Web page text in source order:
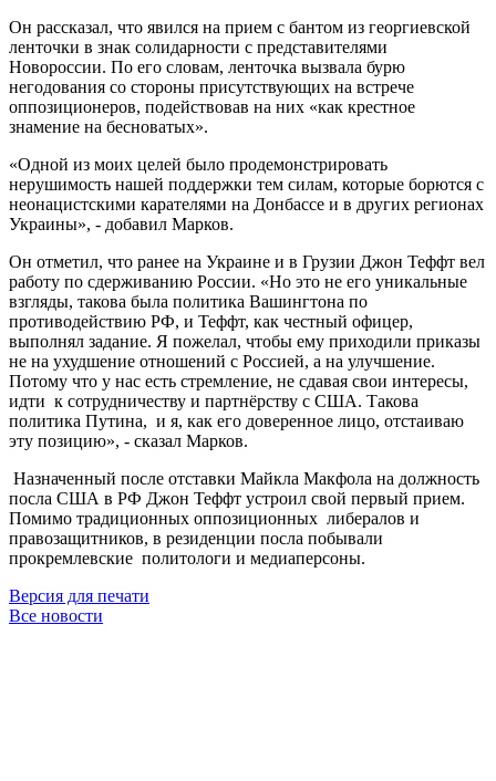
Он рассказал, что явился на прием с бантом из георгиевской
ленточки в знак солидарности с представителями
Новороссии. По его словам, ленточка вызвала бурю
негодования со стороны присутствующих на встрече
оппозиционеров, подействовав на них «как крестное
знамение на бесноватых».
«Одной из моих целей было продемонстрировать
нерушимость нашей поддержки тем силам, которые борются с
неонацистскими карателями на Донбассе и в других регионах
Украины», - добавил Марков.
Он отметил, что ранее на Украине и в Грузии Джон Теффт вел
работу по сдерживанию России. «Но это не его уникальные
взгляды, такова была политика Вашингтона по
противодействию РФ, и Теффт, как честный офицер,
выполнял задание. Я пожелал, чтобы ему приходили приказы
не на ухудшение отношений с Россией, а на улучшение.
Потому что у нас есть стремление, не сдавая свои интересы,
идти к сотрудничеству и партнёрству с США. Такова
политика Путина, и я, как его доверенное лицо, отстаиваю
эту позицию», - сказал Марков.
Назначенный после отставки Майкла Макфола на должность
посла США в РФ Джон Теффт устроил свой первый прием.
Помимо традиционных оппозиционных либералов и
правозащитников, в резиденции посла побывали
прокремлевские политологи и медиаперсоны.
Версия для печати
Все новости